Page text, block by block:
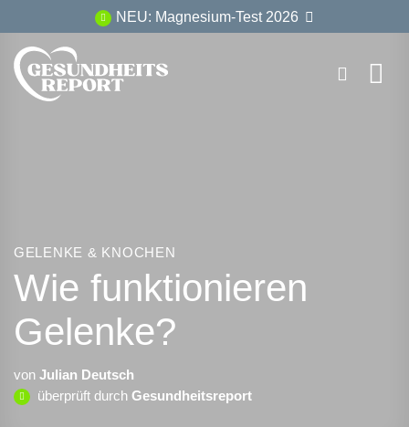
Inhalt
springen
NEU: Magnesium-Test 2026
GELENKE & KNOCHEN
Wie funktionieren
Gelenke?
von Julian Deutsch
überprüft durch Gesundheitsreport